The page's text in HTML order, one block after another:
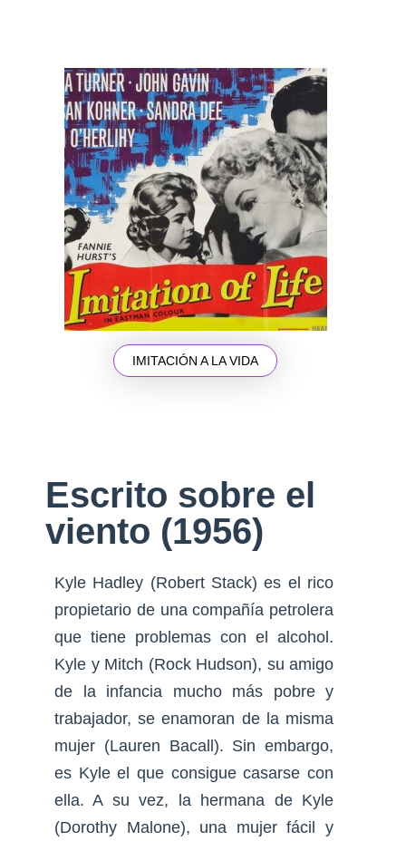
IMITACIÓN A LA VIDA
Escrito sobre el
viento (1956)
Kyle Hadley (Robert Stack) es el rico
propietario de una compañía petrolera
que tiene problemas con el alcohol.
Kyle y Mitch (Rock Hudson), su amigo
de la infancia mucho más pobre y
trabajador, se enamoran de la misma
mujer (Lauren Bacall). Sin embargo,
es Kyle el que consigue casarse con
ella. A su vez, la hermana de Kyle
(Dorothy Malone), una mujer fácil y